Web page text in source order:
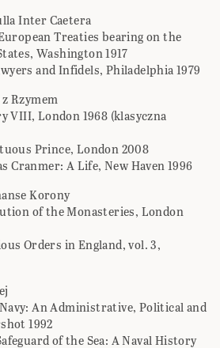
Inter Caetera
Treaties bearing on the
Washington 1917
and Infidels, Philadelphia 1979
Rzymem
VIII, London 1968 (klasyczna
Prince, London 2008
Cranmer: A Life, New Haven 1996
Korony
of the Monasteries, London
Orders in England, vol. 3,
An Administrative, Political and
1992
of the Sea: A Naval History